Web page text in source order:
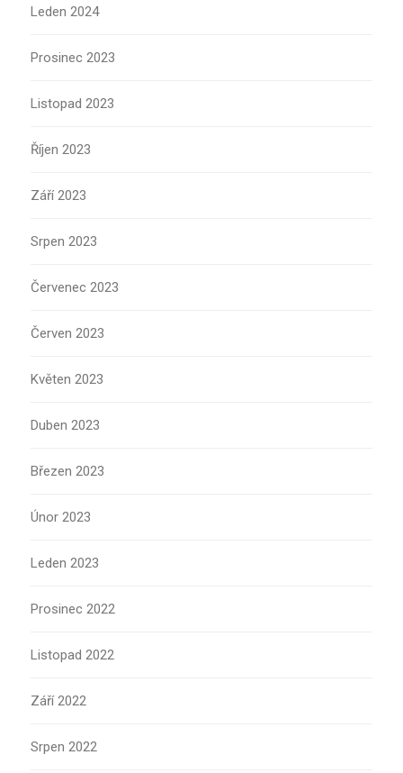
Leden 2024
Prosinec 2023
Listopad 2023
Říjen 2023
Září 2023
Srpen 2023
Červenec 2023
Červen 2023
Květen 2023
Duben 2023
Březen 2023
Únor 2023
Leden 2023
Prosinec 2022
Listopad 2022
Září 2022
Srpen 2022